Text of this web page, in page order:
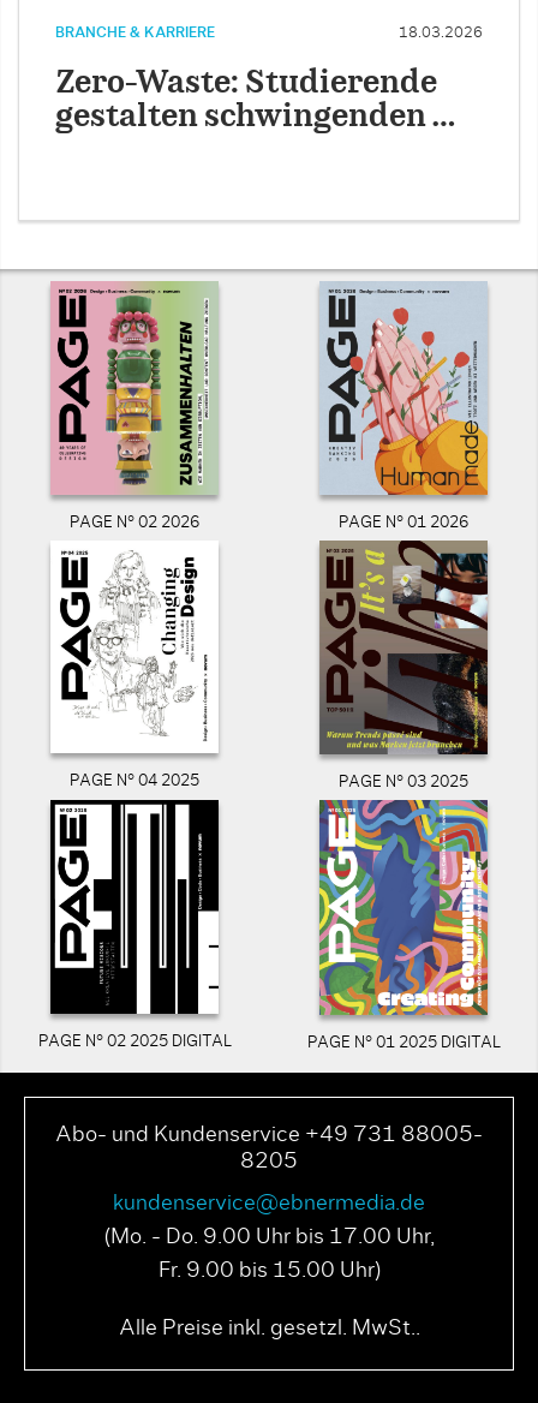
BRANCHE & KARRIERE 18.03.2026
Zero-Waste: Studierende
gestalten schwingenden …
PAGE N° 02 2026 PAGE N° 01 2026
PAGE N° 04 2025 PAGE N° 03 2025
PAGE N° 02 2025 DIGITAL PAGE N° 01 2025 DIGITAL
Abo- und Kundenservice +49 731 88005-
8205
kundenservice@ebnermedia.de
(Mo. - Do. 9.00 Uhr bis 17.00 Uhr,
Fr. 9.00 bis 15.00 Uhr)
Alle Preise inkl. gesetzl. MwSt..